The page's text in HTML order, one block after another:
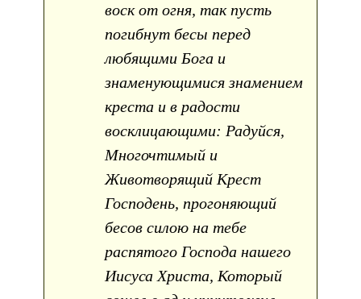
воск от огня, так пусть
погибнут бесы перед
любящими Бога и
знаменующимися знамением
креста и в радости
восклицающими: Радуйся,
Многочтимый и
Животворящий Крест
Господень, прогоняющий
бесов силою на тебе
распятого Господа нашего
Иисуса Христа, Который